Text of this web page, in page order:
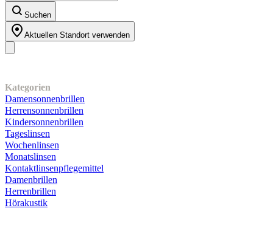
Suchen
Aktuellen Standort verwenden
Kategorien
Damensonnenbrillen
Herrensonnenbrillen
Kindersonnenbrillen
Tageslinsen
Wochenlinsen
Monatslinsen
Kontaktlinsenpflegemittel
Damenbrillen
Herrenbrillen
Hörakustik